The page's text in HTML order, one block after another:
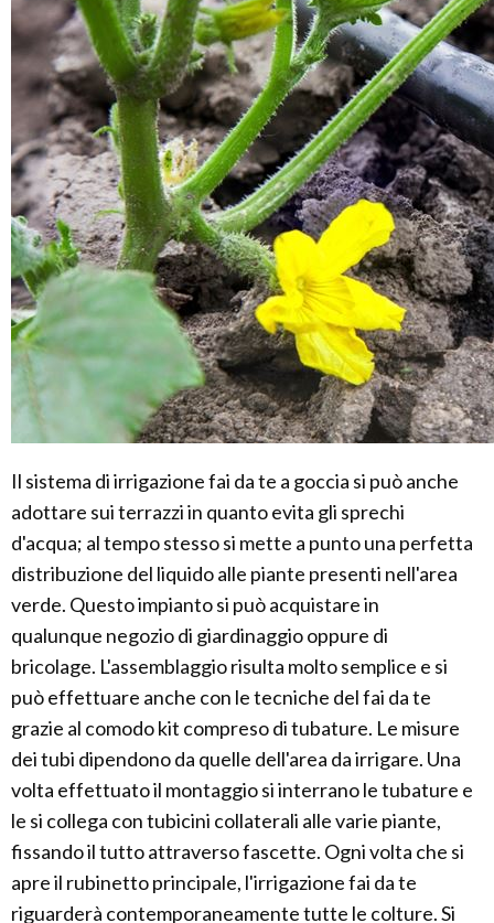
Il sistema di irrigazione fai da te a goccia si può anche
adottare sui terrazzi in quanto evita gli sprechi
d'acqua; al tempo stesso si mette a punto una perfetta
distribuzione del liquido alle piante presenti nell'area
verde. Questo impianto si può acquistare in
qualunque negozio di giardinaggio oppure di
bricolage. L'assemblaggio risulta molto semplice e si
può effettuare anche con le tecniche del fai da te
grazie al comodo kit compreso di tubature. Le misure
dei tubi dipendono da quelle dell'area da irrigare. Una
volta effettuato il montaggio si interrano le tubature e
le si collega con tubicini collaterali alle varie piante,
fissando il tutto attraverso fascette. Ogni volta che si
apre il rubinetto principale, l'irrigazione fai da te
riguarderà contemporaneamente tutte le colture. Si